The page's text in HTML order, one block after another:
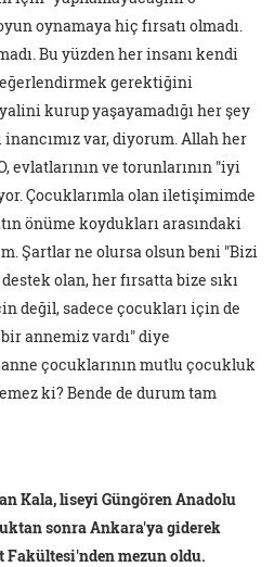
oynamaya hiç fırsatı olmadı.
Bu yüzden her insanı kendi
gerektiğini
kurup yaşayamadığı her şey
var, diyorum. Allah her
evlatlarının ve torunlarının "iyi
Çocuklarımla olan iletişimimde
önüme koydukları arasındaki
Şartlar ne olursa olsun beni "Bizi
olan, her fırsatta bize sıkı
değil, sadece çocukları için de
annemiz vardı" diye
çocuklarının mutlu çocukluk
ki? Bende de durum tam
Kala, liseyi Güngören Anadolu
sonra Ankara'ya giderek
mezun oldu.